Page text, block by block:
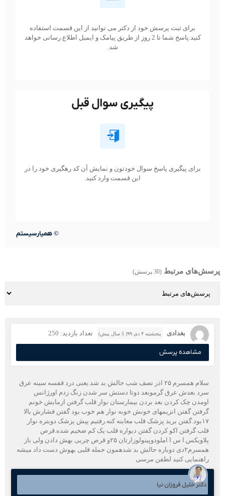
برای ثبت پرسش خود از دکتر می توانید از این قسمت استفاده
کنید.پاسخ شما تا 2 روز از طریق پیامک و ایمیل اطلاع رسانی خواهد
شد.
پیگیری سوال قبل
برای پیگیری پاسخ سوال خودتون و نمایش آن کد رهگیری خود را در
این قسمت وارد کنید.
© همیارسیستم
پرسش‌های مرتبط (30 پرسش)
بغدادی پنجشنبه ۴ دی ۹۹( 5 سال پیش) تعداد بازدید: 250
مشاهده پرسش
سلام همسرم ۲۵ اذر نصف شب حالش بد شد.یعنی درد قفسه سینه عرق
سرد بعدش عرق گرموبعد دوتا دستش سر شدن زنگ زدم اورژانس
اومدن چک کردن بعد بردن بیمارستان نوار قلب گرفتن ازمایش خونم
گرفتن گفتن انزیمهای خونش خوبه نوار هم خوب بود گفتن فشارش بالا
۱۷بود.گفتن برید پزشک قلب معاینه کنه.رفتیم پیش پزشک دوبتره نوار
قلب گرفتن اکو کردن گفتن دیواره قلب یک کم ضخیم شده.قرص
پلاویکس.ا س ا املودوپینولوزارتان ۲۵و قرص چربی بهش دادن ولی باز
همسرم۲دی دوباره حالش بد شدهمون حمله قلبی بهوش دست داد میشه
راهنمایی کنید لطفن مرسی
دکتر خلیل فروزان نیا